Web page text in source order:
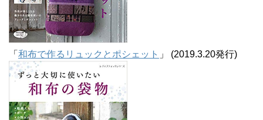
「 和布で作るリュックとポシェット 」 (2019.3.20発行)